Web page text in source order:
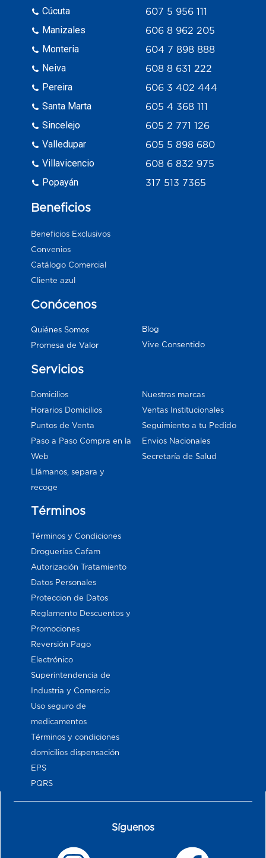
Cúcuta
Manizales
Monteria
Neiva
Pereira
Santa Marta
Sincelejo
Valledupar
Villavicencio
Popayán
607 5 956 111
606 8 962 205
604 7 898 888
608 8 631 222
606 3 402 444
605 4 368 111
605 2 771 126
605 5 898 680
608 6 832 975
317 513 7365
Beneficios
Beneficios Exclusivos
Convenios
Catálogo Comercial
Cliente azul
Conócenos
Quiénes Somos
Promesa de Valor
Blog
Vive Consentido
Servicios
Domicilios
Horarios Domicilios
Puntos de Venta
Paso a Paso Compra en la
Web
Llámanos, separa y
recoge
Nuestras marcas
Ventas Institucionales
Seguimiento a tu Pedido
Envios Nacionales
Secretaría de Salud
Términos
Términos y Condiciones
Droguerías Cafam
Autorización Tratamiento
Datos Personales
Proteccion de Datos
Reglamento Descuentos y
Promociones
Reversión Pago
Electrónico
Superintendencia de
Industria y Comercio
Uso seguro de
medicamentos
Términos y condiciones
domicilios dispensación
EPS
PQRS
Síguenos